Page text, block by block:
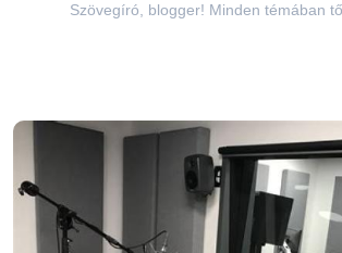
Szövegíró, blogger! Minden témában